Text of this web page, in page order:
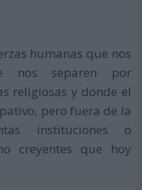
humanas que nos
nos separen por
religiosas y donde el
pero fuera de la
instituciones o
creyentes que hoy